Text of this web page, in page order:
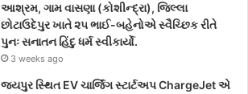
આશ્રમ, ગામ વાસણા (કોશીન્દ્રા), જિલ્લા
છોટાઉદેપુર ખાતે ૨૫ ભાઈ-બહેનોએ સ્વૈચ્છિક રીતે
પુનઃ સનાતન હિંદુ ધર્મ સ્વીકાર્યો.
3 weeks ago
જયપુર સ્થિત EV ચાર્જિંગ સ્ટાર્ટઅપ ChargeJet એ